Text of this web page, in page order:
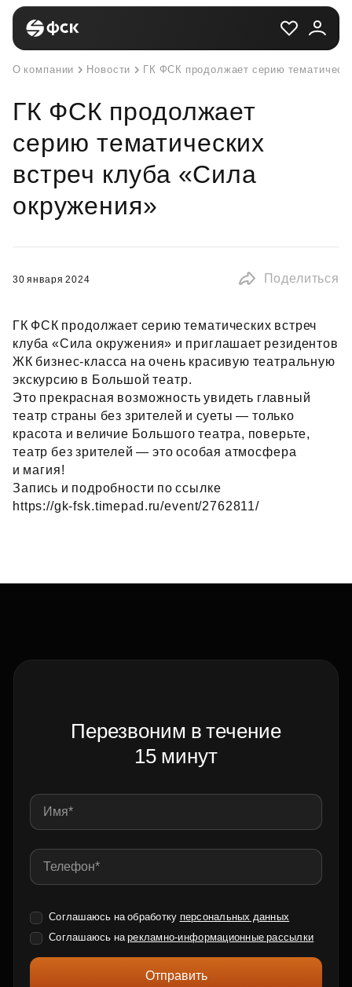
О компании Новости ГК ФСК продолжает серию
ГК ФСК продолжает
серию тематических
встреч клуба «Сила
окружения»
30 января 2024 Поделиться
ГК ФСК продолжает серию тематических встреч
клуба «Сила окружения» и приглашает резидентов
ЖК бизнес‑класса на очень красивую театральную
экскурсию в Большой театр.
Это прекрасная возможность увидеть главный
театр страны без зрителей и суеты — только
красота и величие Большого театра, поверьте,
театр без зрителей — это особая атмосфера
и магия!
Запись и подробности по ссылке
https://gk‑fsk.timepad.ru/event/2762811/
Перезвоним в течение
15 минут
Соглашаюсь на обработку персональных данных
Соглашаюсь нарекламно-информационные рассылки
Отправить